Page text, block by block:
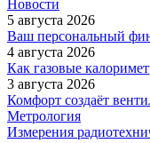
Новости
5 августа 2026
Ваш персональный
4 августа 2026
Как газовые
3 августа 2026
Комфорт создаёт
Метрология
Измерения